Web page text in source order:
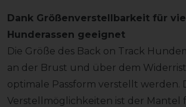
Dank Größenverstellbarkeit für
Hunderassen geeignet
Die Größe des Back on Track
an der Brust und über dem
optimale Passform verstellt werden.
Verstellmöglichkeiten ist der Mantel